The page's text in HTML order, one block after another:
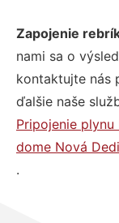
Zapojenie
nami sa o
kontaktujte nás
ďalšie naše
Pripojenie plynu
dome Nová
.